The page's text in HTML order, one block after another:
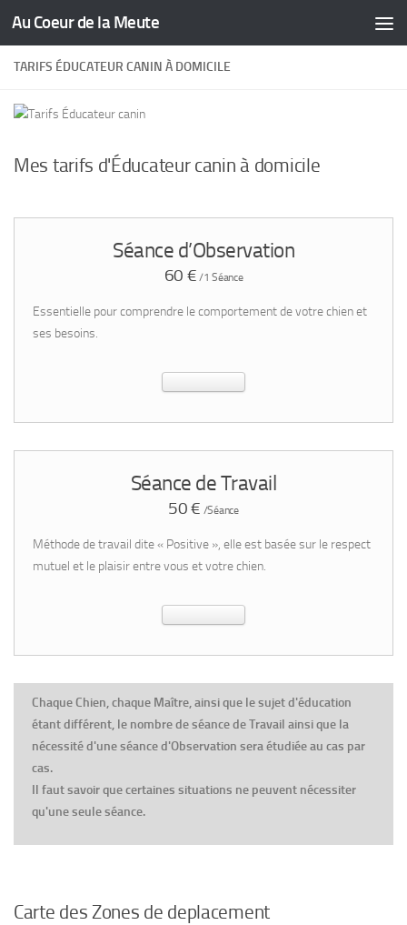
Skip to content
Au Coeur de la Meute
TARIFS ÉDUCATEUR CANIN À DOMICILE
Mes tarifs d'Éducateur canin à domicile
Séance d’Observation
60 € /1 Séance
Essentielle pour comprendre le comportement de votre chien et
ses besoins.
Séance de Travail
50 € /Séance
Méthode de travail dite « Positive », elle est basée sur le respect
mutuel et le plaisir entre vous et votre chien.
Chaque Chien, chaque Maître, ainsi que le sujet d'éducation
étant différent, le nombre de séance de Travail ainsi que la
nécessité d'une séance d'Observation sera étudiée au cas par
cas.
Il faut savoir que certaines situations ne peuvent nécessiter
qu'une seule séance.
Carte des Zones de deplacement